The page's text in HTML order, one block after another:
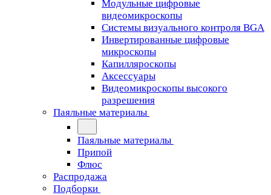
Модульные цифровые
видеомикроскопы
Cистемы визуального контроля BGA
Инвертированные цифровые
микроскопы
Капилляроскопы
Аксессуары
Видеомикроскопы высокого
разрешения
Паяльные материалы
Паяльные материалы
Припой
Флюс
Распродажа
Подборки